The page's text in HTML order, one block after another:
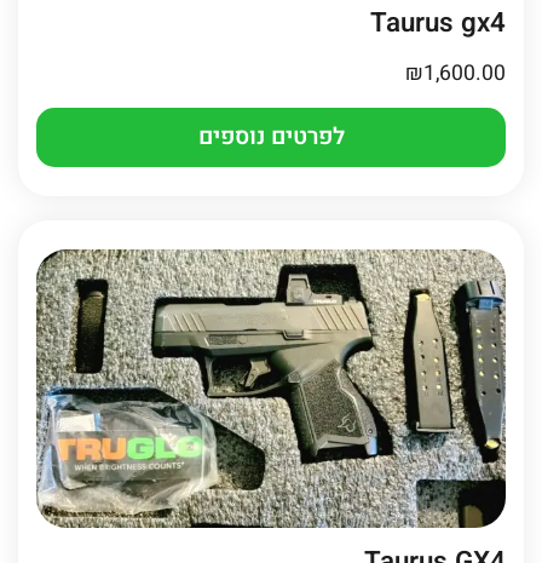
Taurus gx4
₪1,600.00
לפרטים נוספים